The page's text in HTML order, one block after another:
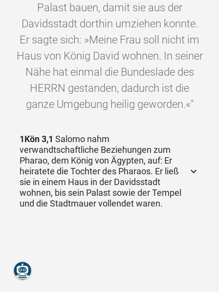
Palast bauen, damit sie aus der
Davidsstadt dorthin umziehen konnte.
Er sagte sich: »Meine Frau soll nicht im
Haus von König David wohnen. In seiner
Nähe hat einmal die Bundeslade des
HERRN gestanden, dadurch ist die
ganze Umgebung heilig geworden.«"
1Kön 3,1 Salomo nahm
verwandtschaftliche Beziehungen zum
Pharao, dem König von Ägypten, auf: Er
heiratete die Tochter des Pharaos. Er ließ
sie in einem Haus in der Davidsstadt
wohnen, bis sein Palast sowie der Tempel
und die Stadtmauer vollendet waren.